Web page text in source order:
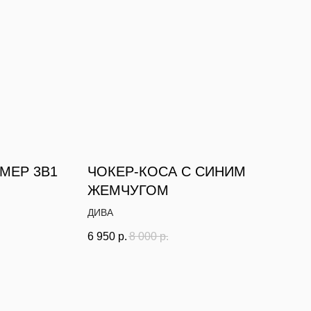
3В1
ЧОКЕР-КОСА С СИНИМ
ЖЕМЧУГОМ
ДИВА
6 950 р. 8 000 р.